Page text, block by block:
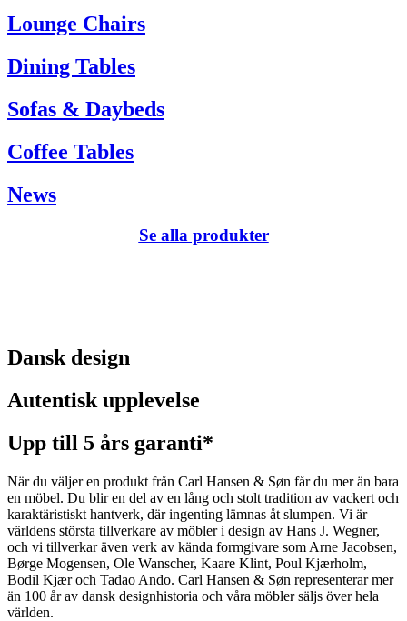
Tel. +45 66 12 14 04
info@carlhansen.dk
Lounge Chairs
Dining Tables
Sofas & Daybeds
Coffee Tables
News
Se alla produkter
Dansk design
Autentisk upplevelse
Upp till 5 års garanti*
När du väljer en produkt från Carl Hansen & Søn får du mer än bara
en möbel. Du blir en del av en lång och stolt tradition av vackert och
karaktäristiskt hantverk, där ingenting lämnas åt slumpen. Vi är
världens största tillverkare av möbler i design av Hans J. Wegner,
och vi tillverkar även verk av kända formgivare som Arne Jacobsen,
Børge Mogensen, Ole Wanscher, Kaare Klint, Poul Kjærholm,
Bodil Kjær och Tadao Ando. Carl Hansen & Søn representerar mer
än 100 år av dansk designhistoria och våra möbler säljs över hela
världen.